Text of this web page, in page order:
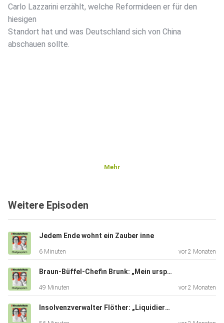
Carlo Lazzarini erzählt, welche Reformideen er für den
hiesigen
Standort hat und was Deutschland sich von China
abschauen sollte.
Mehr
Weitere Episoden
Jedem Ende wohnt ein Zauber inne
6 Minuten vor 2 Monaten
Braun-Büffel-Chefin Brunk: „Mein ursprünglicher Plan war, Pyramiden auszugraben“
49 Minuten vor 2 Monaten
Insolvenzverwalter Flöther: „Liquidieren kann auch ein dressierter Schimpanse“